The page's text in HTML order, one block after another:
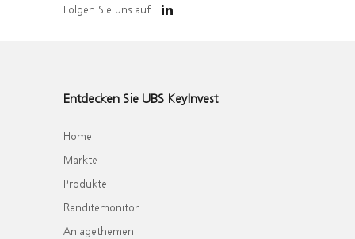
Folgen Sie uns auf
Entdecken Sie UBS KeyInvest
Home
Märkte
Produkte
Renditemonitor
Anlagethemen